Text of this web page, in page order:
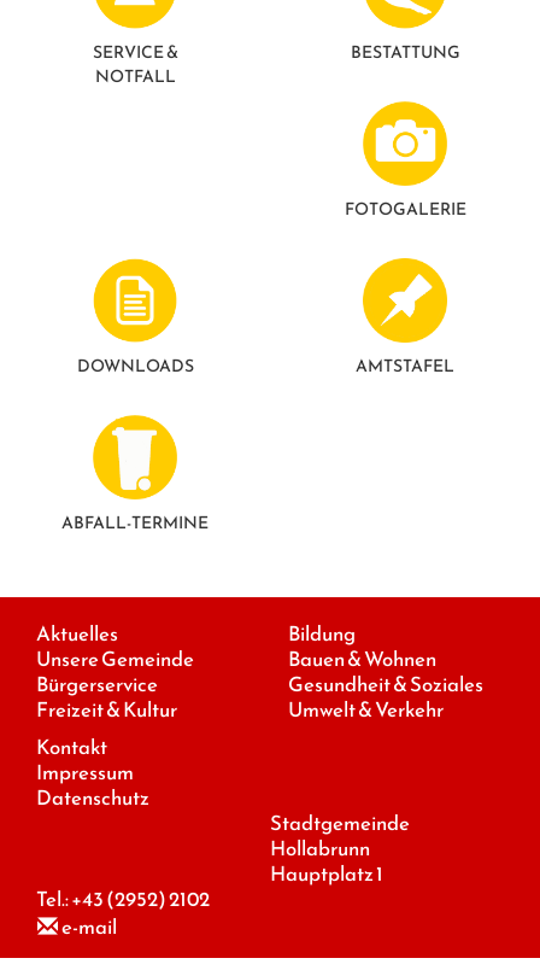
SERVICE &
NOTFALL
BESTATTUNG
FOTO­GALERIE
DOWNLOADS AMTSTAFEL
ABFALL-TERMINE
Aktuelles
Unsere Gemeinde
Bürgerservice
Freizeit & Kultur
Bildung
Bauen & Wohnen
Gesundheit & Soziales
Umwelt & Verkehr
Kontakt
Impressum
Datenschutz
Stadtgemeinde
Hollabrunn
Hauptplatz 1
Tel.:+43 (2952) 2102
e-mail